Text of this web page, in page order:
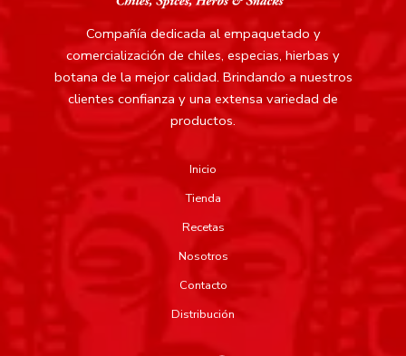
Compañía dedicada al empaquetado y
comercialización de chiles, especias, hierbas y
botana de la mejor calidad. Brindando a nuestros
clientes confianza y una extensa variedad de
productos.
Inicio
Tienda
Recetas
Nosotros
Contacto
Distribución